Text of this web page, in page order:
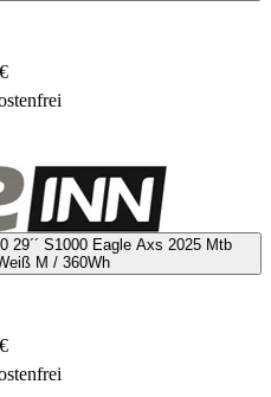
29´´ S1000 Eagle Axs 2025 Mtb
M / 360Wh